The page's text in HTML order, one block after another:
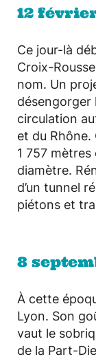
12
Ce jour-là
Croix-
nom. Un
désengorger
circulation
et du Rhône.
1 757
diamètre.
d’un tunnel
piétons et
8
À cette
Lyon. Son
vaut le
de la Part-